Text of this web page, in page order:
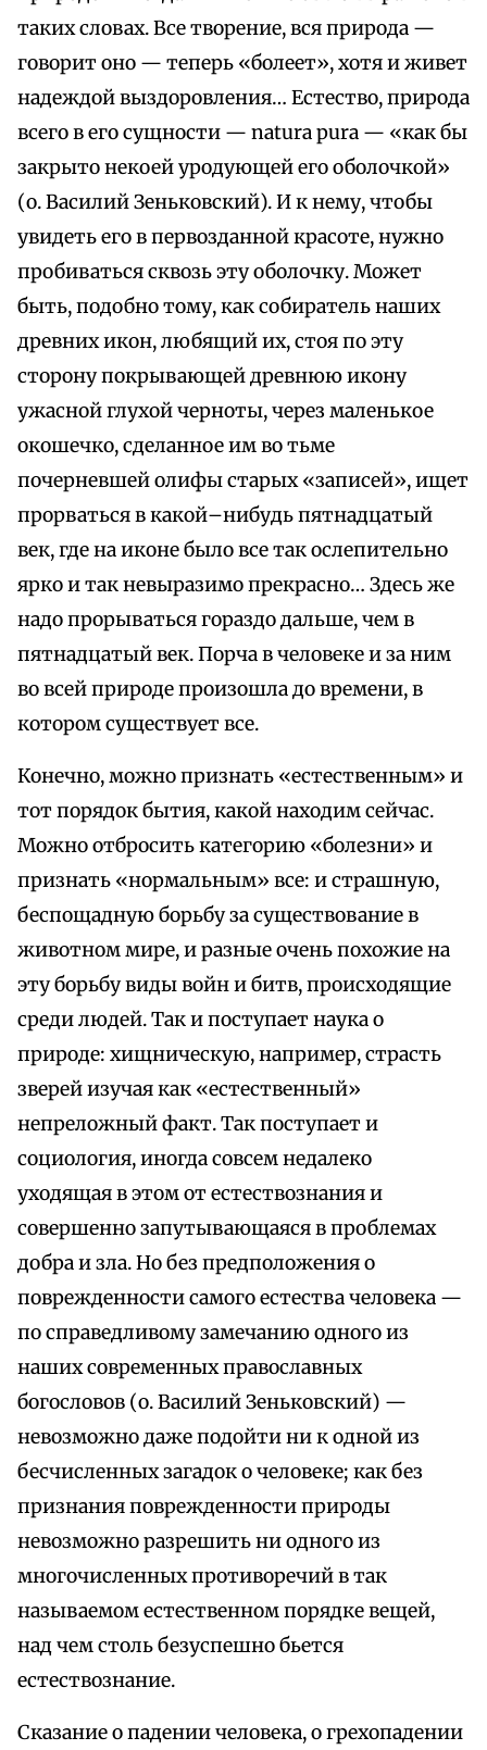
таких словах. Все творение, вся природа —
говорит оно — теперь «болеет», хотя и живет
надеждой выздоровления… Естество, природа
всего в его сущности — natura pura — «как бы
закрыто некоей уродующей его оболочкой»
(о. Василий Зеньковский). И к нему, чтобы
увидеть его в первозданной красоте, нужно
пробиваться сквозь эту оболочку. Может
быть, подобно тому, как собиратель наших
древних икон, любящий их, стоя по эту
сторону покрывающей древнюю икону
ужасной глухой черноты, через маленькое
окошечко, сделанное им во тьме
почерневшей олифы старых «записей», ищет
прорваться в какой–нибудь пятнадцатый
век, где на иконе было все так ослепительно
ярко и так невыразимо прекрасно… Здесь же
надо прорываться гораздо дальше, чем в
пятнадцатый век. Порча в человеке и за ним
во всей природе произошла до времени, в
котором существует все.
Конечно, можно признать «естественным» и
тот порядок бытия, какой находим сейчас.
Можно отбросить категорию «болезни» и
признать «нормальным» все: и страшную,
беспощадную борьбу за существование в
животном мире, и разные очень похожие на
эту борьбу виды войн и битв, происходящие
среди людей. Так и поступает наука о
природе: хищническую, например, страсть
зверей изучая как «естественный»
непреложный факт. Так поступает и
социология, иногда совсем недалеко
уходящая в этом от естествознания и
совершенно запутывающаяся в проблемах
добра и зла. Но без предположения о
поврежденности самого естества человека —
по справедливому замечанию одного из
наших современных православных
богословов (о. Василий Зеньковский) —
невозможно даже подойти ни к одной из
бесчисленных загадок о человеке; как без
признания поврежденности природы
невозможно разрешить ни одного из
многочисленных противоречий в так
называемом естественном порядке вещей,
над чем столь безуспешно бьется
естествознание.
Сказание о падении человека, о грехопадении